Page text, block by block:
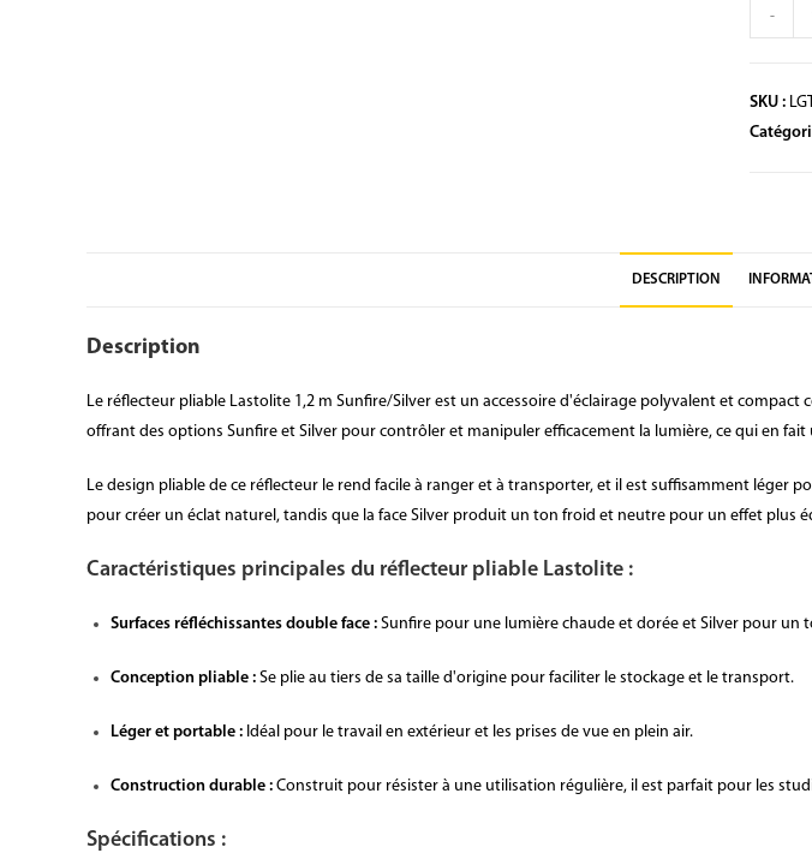
-
SKU :
DESCRIPTION
Description
Le réflecteur pliable Lastolite 1,2 m Sunfire/Silver est un accessoire d'éclairage polyvalent et
offrant des options Sunfire et Silver pour contrôler et manipuler efficacement la lumière, ce qui en
Le design pliable de ce réflecteur le rend facile à ranger et à transporter, et il est suffisamment
pour créer un éclat naturel, tandis que la face Silver produit un ton froid et neutre pour un effet plus
Caractéristiques principales du réflecteur pliable Lastolite :
Surfaces réfléchissantes double face : Sunfire pour une lumière chaude et dorée et Silver pour
Conception pliable : Se plie au tiers de sa taille d'origine pour faciliter le stockage et le transport.
Léger et portable : Idéal pour le travail en extérieur et les prises de vue en plein air.
Construction durable : Construit pour résister à une utilisation régulière, il est parfait pour les
Spécifications :